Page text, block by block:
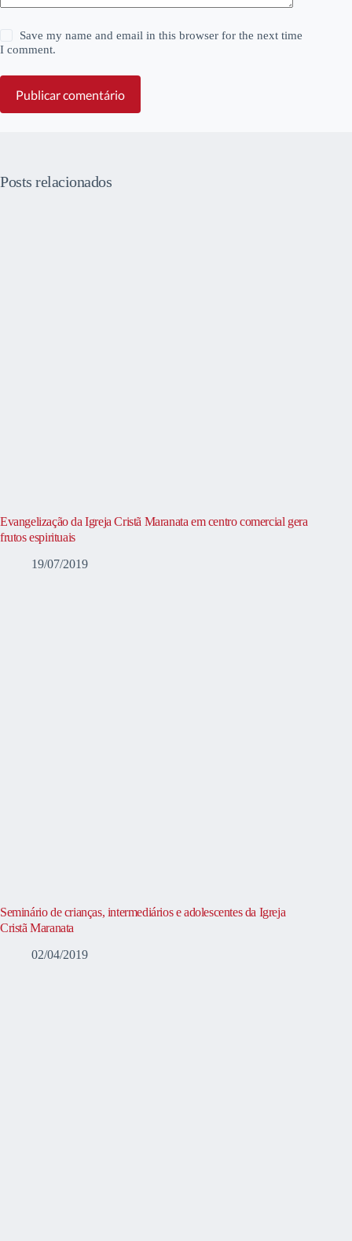
Save my name and email in this browser for the next time
I comment.
Publicar comentário
Posts relacionados
Evangelização da Igreja Cristã Maranata em centro comercial gera
frutos espirituais
19/07/2019
Seminário de crianças, intermediários e adolescentes da Igreja
Cristã Maranata
02/04/2019